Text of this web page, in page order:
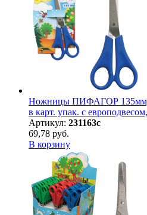
Ножницы ПИФАГОР 135мм,
в карт. упак. с
Артикул: 231163с
69,78 руб.
В корзину